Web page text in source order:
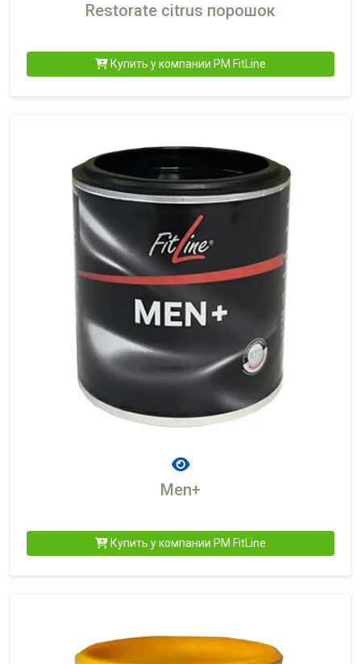
Restorate citrus порошок
Купить у компании PM FitLine
Men+
Купить у компании PM FitLine